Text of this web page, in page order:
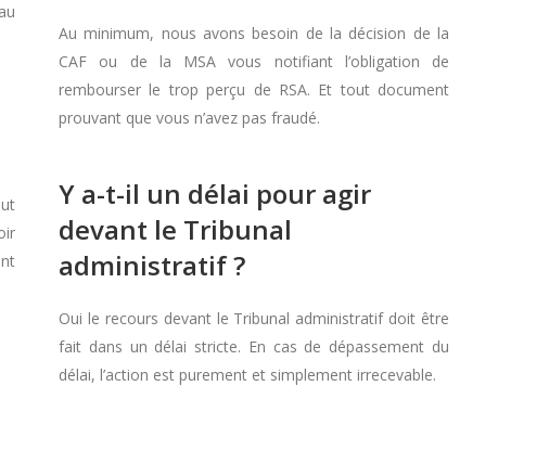
Au minimum, nous avons besoin de la décision de la
CAF ou de la MSA vous notifiant l’obligation de
rembourser le trop perçu de RSA. Et tout document
prouvant que vous n’avez pas fraudé.
Y a-t-il un délai pour agir
devant le Tribunal
administratif ?
Oui le recours devant le Tribunal administratif doit être
fait dans un délai stricte. En cas de dépassement du
délai, l’action est purement et simplement irrecevable.